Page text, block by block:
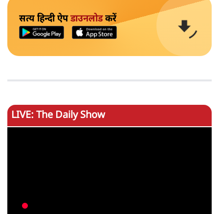
सत्य हिन्दी ऐपडाउनलोडकरें
LIVE: The Daily Show